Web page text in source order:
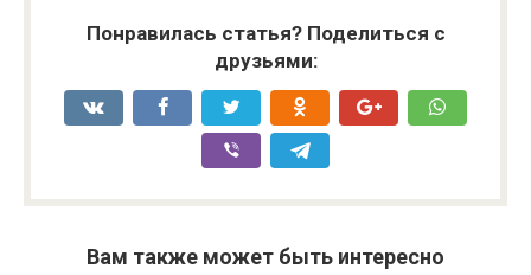
Понравилась статья? Поделиться с
друзьями:
Вам также может быть интересно